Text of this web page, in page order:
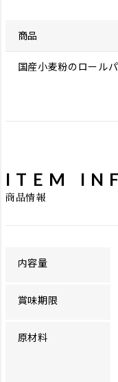
商品
国産小麦粉のロール
ITEM
商品情報
内容量
賞味期限
原材料